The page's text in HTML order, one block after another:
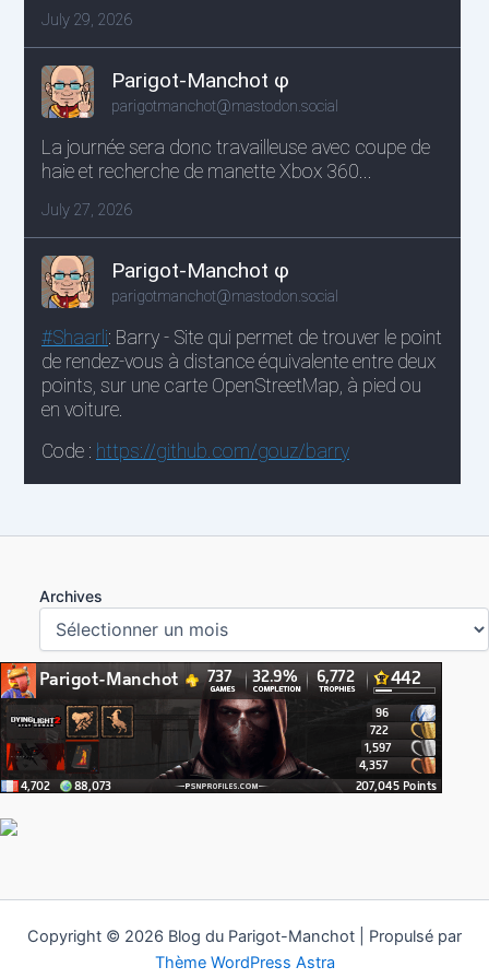
Archives
Copyright © 2026 Blog du Parigot-Manchot | Propulsé par
Thème WordPress Astra